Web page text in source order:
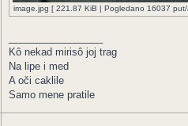
image.jpg [ 221.87 KiB | Pogledano 16037
Kô nekad mirisô joj trag
Na lipe i med
A oči caklile
Samo mene pratile